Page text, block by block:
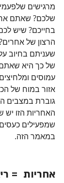
מרגישים
שלכם? שאתם
בחייכם? שיש
הרצון של
שעניתם בחיוב
של כך היא
עמוסים
אזור במוח של
גוברת במצבים
האחריות הזו יש
שמפעילים
במאמר הזה.
אחריות  =